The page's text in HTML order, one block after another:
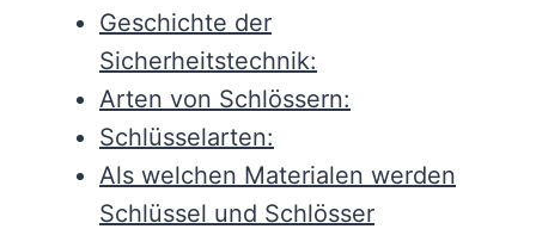
Geschichte der
Sicherheitstechnik:
Arten von Schlössern:
Schlüsselarten:
Als welchen Materialen werden
Schlüssel und Schlösser